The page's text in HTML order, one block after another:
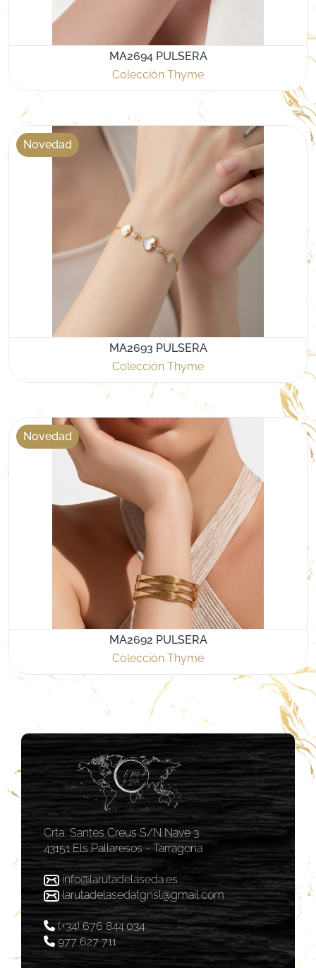
MA2694 PULSERA
Colección Thyme
Novedad
MA2693 PULSERA
Colección Thyme
Novedad
MA2692 PULSERA
Colección Thyme
Crta, Santes Creus S/N Nave 3
43151 Els Pallaresos - Tarragona
info@larutadelaseda.es
larutadelasedatgnsl@gmail.com
(+34) 676 844 034
977 627 711